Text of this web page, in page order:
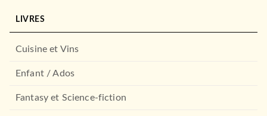
Marion Segaud
ARMAND COLIN
LIVRES
Cuisine et Vins
Enfant / Ados
Fantasy et Science-fiction